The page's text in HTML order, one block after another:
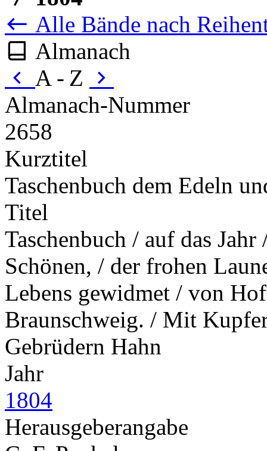
Alle Bände nach
Almanach
A - Z
Almanach-Nummer
2658
Kurztitel
Taschenbuch dem Edeln
Titel
Taschenbuch / auf das
Schönen, / der frohen
Lebens gewidmet / von
Braunschweig. / Mit
Gebrüdern Hahn
Jahr
1804
Herausgeberangabe